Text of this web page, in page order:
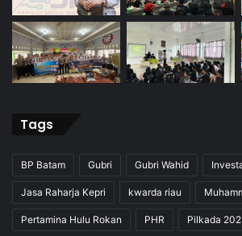
Tags
BP Batam Gubri Gubri Wahid
Jasa Raharja Kepri kwarda riau
Pertamina Hulu Rokan PHR Pilkada